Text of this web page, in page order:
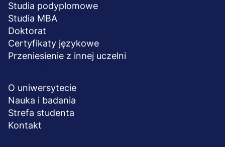
Studia podyplomowe
Studia MBA
Doktorat
Certyfikaty językowe
Przeniesienie z innej uczelni
O uniwersytecie
Nauka i badania
Strefa studenta
Kontakt